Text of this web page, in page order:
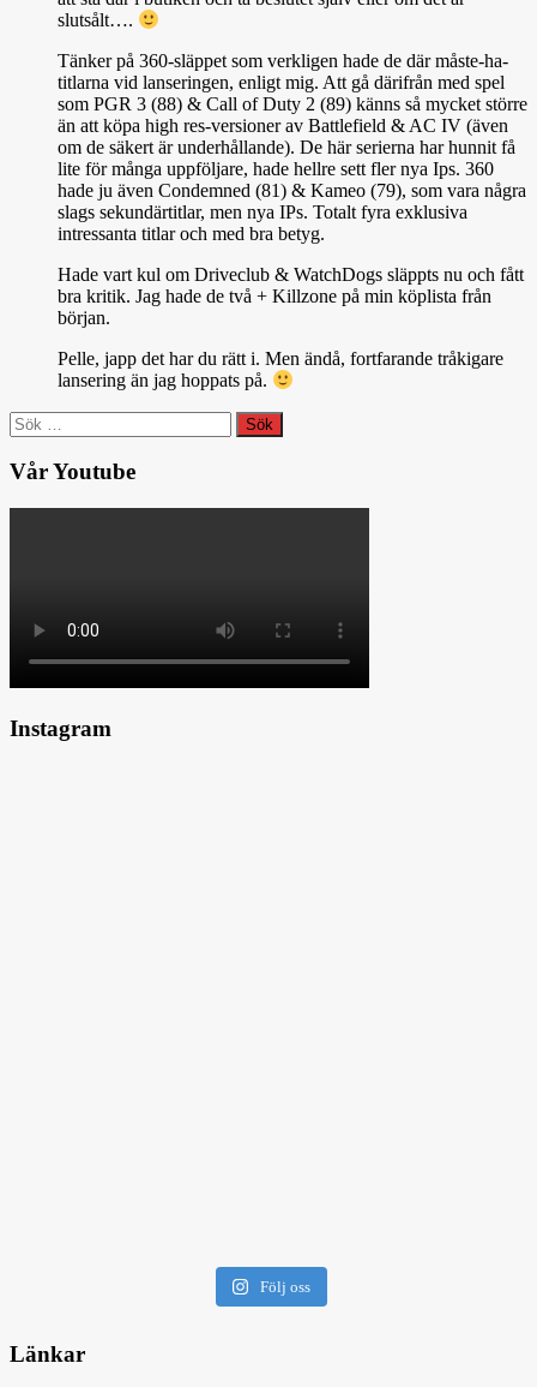
slutsålt….
Tänker på 360-släppet som verkligen hade de där måste-ha-
titlarna vid lanseringen, enligt mig. Att gå därifrån med spel
som PGR 3 (88) & Call of Duty 2 (89) känns så mycket större
än att köpa high res-versioner av Battlefield & AC IV (även
om de säkert är underhållande). De här serierna har hunnit få
lite för många uppföljare, hade hellre sett fler nya Ips. 360
hade ju även Condemned (81) & Kameo (79), som vara några
slags sekundärtitlar, men nya IPs. Totalt fyra exklusiva
intressanta titlar och med bra betyg.
Hade vart kul om Driveclub & WatchDogs släppts nu och fått
bra kritik. Jag hade de två + Killzone på min köplista från
början.
Pelle, japp det har du rätt i. Men ändå, fortfarande tråkigare
lansering än jag hoppats på.
Sök
efter:
Vår Youtube
Instagram
Följ oss
Länkar